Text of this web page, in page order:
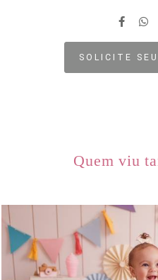
SOLICITE
Quem viu